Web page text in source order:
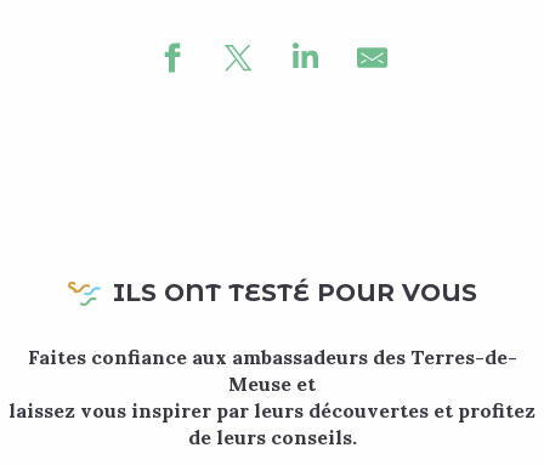
ILS ONT TESTÉ POUR VOUS
Faites confiance aux ambassadeurs des Terres-de-
Meuse et
laissez vous inspirer par leurs découvertes et profitez
de leurs conseils.
Séjour bien-être ressourçant au Paradis
d’Henri
Imaginez-vous : confortablement installé dans un jacuzzi
chauffé à 38 degrés, une coupe de bulles à la main, après